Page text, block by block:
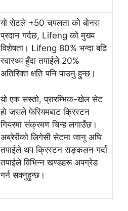
यो सेटले +50 चपलता को बोनस
प्रदान गर्दछ, Lifeng को मुख्य
विशेषता। Lifeng 80% भन्दा बढि
स्वास्थ्य हुँदा तपाईले 20%
अतिरिक्त क्षति पनि पाउनु हुन्छ।
यो एक सस्तो, प्रारम्भिक-खेल सेट
हो जसले फेरियमबाट क्रिस्टन
गियरमा संक्रमण चिन्ह लगाउँछ।
अब्रेरीको लिगेसी सेटमा जानु अघि
तपाईले थप क्रिस्टन सङ्कलन गर्दा
तपाईले विभिन्न खण्डहरू अपग्रेड
गर्न सक्नुहुन्छ।